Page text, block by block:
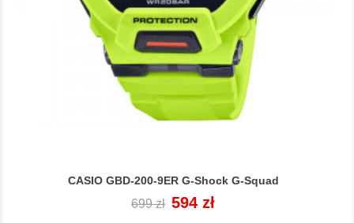
CASIO GBD-200-9ER G-Shock G-Squad
Cena
699 zł Cena
594 zł